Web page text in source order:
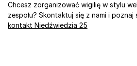
Chcesz zorganizować wigilię w stylu
kontakt Niedźwiedzia 25